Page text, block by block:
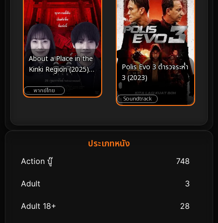
About a Place in the
Kinki Region (2025)
อาถรรพ์คิงคิ
พากย์ไทย
Polis Evo 3 ตำรวจระห่ำ
3 (2023)
Soundtrack
ประเภทหนัง
Action บู๊ 748
Adult 3
Adult 18+ 28